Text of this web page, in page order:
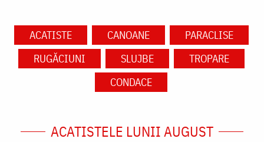
ACATISTE CANOANE
PARACLISE
RUGĂCIUNI
SLUJBE
TROPARE
CONDACE
ACATISTELE LUNII AUGUST